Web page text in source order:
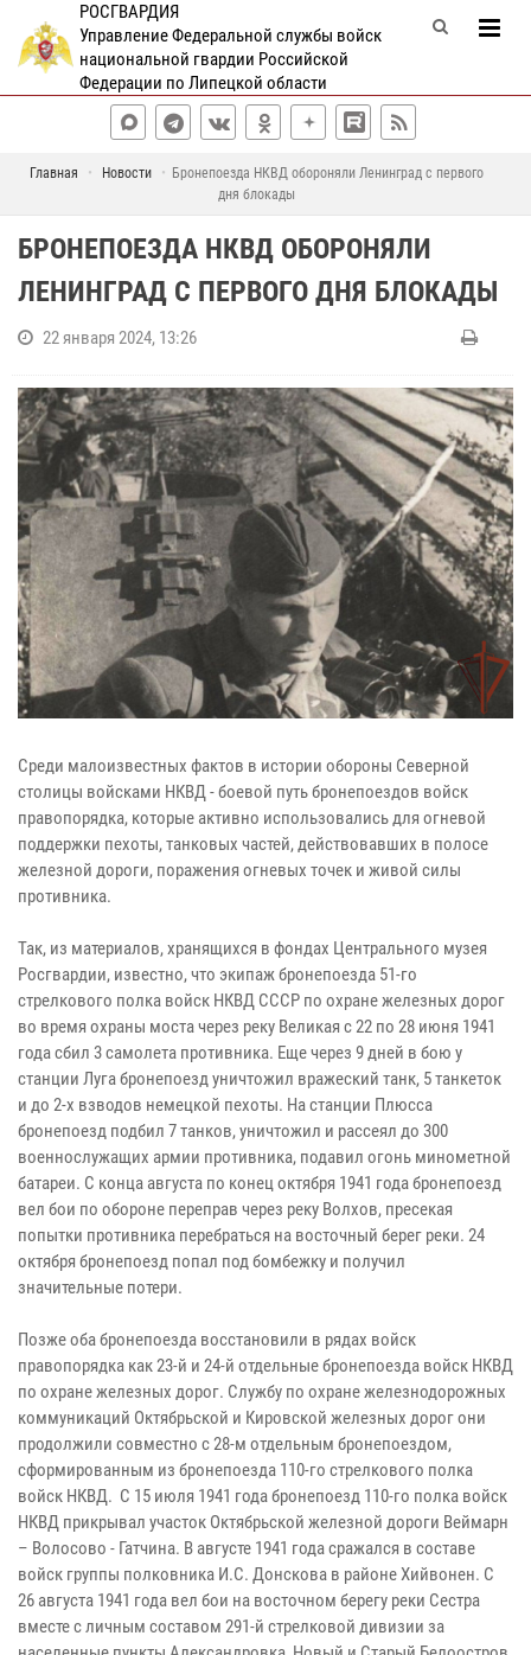
РОСГВАРДИЯ
Управление Федеральной службы войск
национальной гвардии Российской
Федерации по Липецкой области
Главная Новости
Бронепоезда НКВД обороняли Ленинград с первого
дня блокады
БРОНЕПОЕЗДА НКВД ОБОРОНЯЛИ
ЛЕНИНГРАД С ПЕРВОГО ДНЯ БЛОКАДЫ
22 января 2024, 13:26
Среди малоизвестных фактов в истории обороны Северной
столицы войсками НКВД - боевой путь бронепоездов войск
правопорядка, которые активно использовались для огневой
поддержки пехоты, танковых частей, действовавших в полосе
железной дороги, поражения огневых точек и живой силы
противника.
Так, из материалов, хранящихся в фондах Центрального музея
Росгвардии, известно, что экипаж бронепоезда 51-го
стрелкового полка войск НКВД СССР по охране железных дорог
во время охраны моста через реку Великая с 22 по 28 июня 1941
года сбил 3 самолета противника. Еще через 9 дней в бою у
станции Луга бронепоезд уничтожил вражеский танк, 5 танкеток
и до 2-х взводов немецкой пехоты. На станции Плюсса
бронепоезд подбил 7 танков, уничтожил и рассеял до 300
военнослужащих армии противника, подавил огонь минометной
батареи. С конца августа по конец октября 1941 года бронепоезд
вел бои по обороне переправ через реку Волхов, пресекая
попытки противника перебраться на восточный берег реки. 24
октября бронепоезд попал под бомбежку и получил
значительные потери.
Позже оба бронепоезда восстановили в рядах войск
правопорядка как 23-й и 24-й отдельные бронепоезда войск НКВД
по охране железных дорог. Службу по охране железнодорожных
коммуникаций Октябрьской и Кировской железных дорог они
продолжили совместно с 28-м отдельным бронепоездом,
сформированным из бронепоезда 110-го стрелкового полка
войск НКВД. С 15 июля 1941 года бронепоезд 110-го полка войск
НКВД прикрывал участок Октябрьской железной дороги Веймарн
– Волосово - Гатчина. В августе 1941 года сражался в составе
войск группы полковника И.С. Донскова в районе Хийвонен. С
26 августа 1941 года вел бои на восточном берегу реки Сестра
вместе с личным составом 291-й стрелковой дивизии за